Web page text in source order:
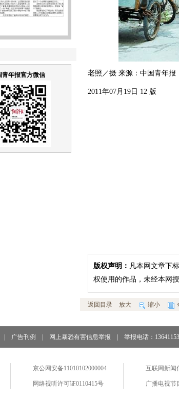
青年报官方微信 老照／摄 来源：中国青年报
2011年07月19日 12 版
版权声明： 凡本网文章下
权使用的作品，未经本网
返回目录 放大 缩小
广告刊例 网上暴恐有害信息举报 举报电话：
京公网安备11010102000004
网络视听许可证0110415号
互联网新闻
广播电视节